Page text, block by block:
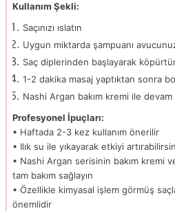
Kullanım Şekli:
Saçınızı ıslatın
Uygun miktarda şampuanı
Saç diplerinden başlayarak
1-2 dakika masaj yaptıktan sonra
Nashi Argan bakım kremi ile devam
Profesyonel İpuçları:
• Haftada 2-3 kez kullanım önerilir
• Ilık su ile yıkayarak etkiyi
• Nashi Argan serisinin bakım kremi
tam bakım sağlayın
• Özellikle kimyasal işlem görmüş
önemlidir